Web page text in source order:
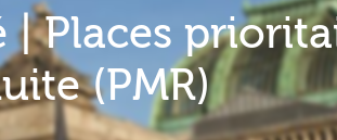
| Places
(PMR)